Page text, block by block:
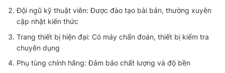
Đội ngũ kỹ thuật viên: Được đào tạo bài bản, thường xuyên
cập nhật kiến thức
Trang thiết bị hiện đại: Có máy chẩn đoán, thiết bị kiểm tra
chuyên dụng
Phụ tùng chính hãng: Đảm bảo chất lượng và độ bền